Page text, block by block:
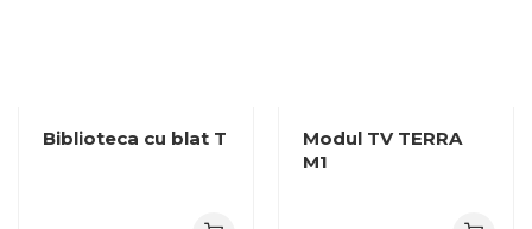
Biblioteca cu blat T
Modul TV TERRA
M1